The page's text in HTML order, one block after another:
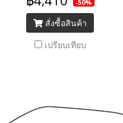
อย่างนุ่มนวล ป้องกันการตกกระแทก
ได้ดี ให้คุณมั่นใจในความสะอาด
และความปลอดภัยมากยิ่งขึ้น เหมาะ
-50%
สั่งซื้อสินค้า
เปรียบเทียบ